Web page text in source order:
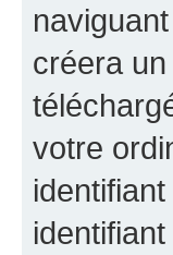
créera
votre